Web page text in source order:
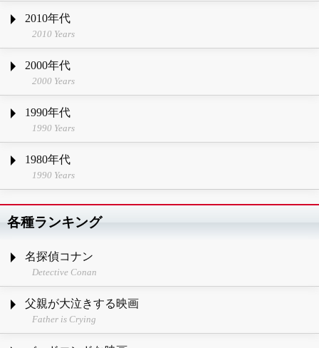
2010年代
2010 Years
2000年代
2000 Years
1990年代
1990 Years
1980年代
1990 Years
各種ランキング
名探偵コナン
Detective Conan
父親が大泣きする映画
Father is Crying